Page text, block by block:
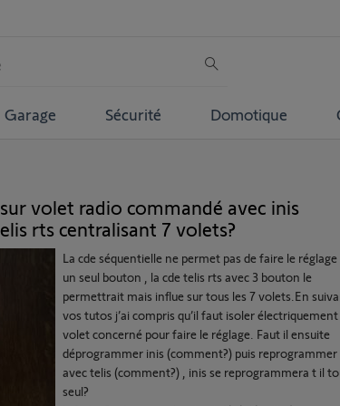
Garage Sécurité Domotique
volet radio commandé avec inis
rts centralisant 7 volets?
La cde séquentielle ne permet pas de faire le réglage
un seul bouton , la cde telis rts avec 3 bouton le
permettrait mais influe sur tous les 7 volets.En
vos tutos j’ai compris qu’il faut isoler
volet concerné pour faire le réglage. Faut il ensuite
déprogrammer inis (comment?) puis reprogrammer
avec telis (comment?) , inis se reprogrammera t il
seul?